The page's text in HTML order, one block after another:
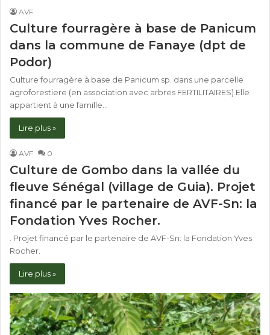
AVF
Culture fourragère à base de Panicum
dans la commune de Fanaye (dpt de
Podor)
Culture fourragère à base de Panicum sp. dans une parcelle
agroforestiere (en association avec arbres FERTILITAIRES).Elle
appartient à une famille…
Lire plus »
AVF 0
Culture de Gombo dans la vallée du
fleuve Sénégal (village de Guia). Projet
financé par le partenaire de AVF-Sn: la
Fondation Yves Rocher.
. Projet financé par le partenaire de AVF-Sn: la Fondation Yves
Rocher.
Lire plus »